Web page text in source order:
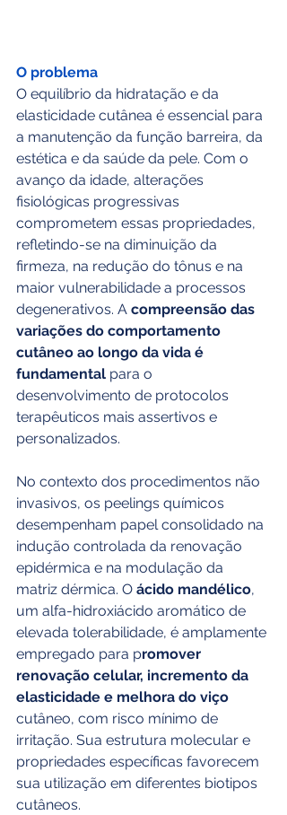
O problema
O equilíbrio da hidratação e da
elasticidade cutânea é essencial para
a manutenção da função barreira, da
estética e da saúde da pele. Com o
avanço da idade, alterações
fisiológicas progressivas
comprometem essas propriedades,
refletindo-se na diminuição da
firmeza, na redução do tônus e na
maior vulnerabilidade a processos
degenerativos. A compreensão das
variações do comportamento
cutâneo ao longo da vida é
fundamental para o
desenvolvimento de protocolos
terapêuticos mais assertivos e
personalizados.
No contexto dos procedimentos não
invasivos, os peelings químicos
desempenham papel consolidado na
indução controlada da renovação
epidérmica e na modulação da
matriz dérmica. O ácido mandélico,
um alfa-hidroxiácido aromático de
elevada tolerabilidade, é amplamente
empregado para promover
renovação celular, incremento da
elasticidade e melhora do viço
cutâneo, com risco mínimo de
irritação. Sua estrutura molecular e
propriedades específicas favorecem
sua utilização em diferentes biotipos
cutâneos.